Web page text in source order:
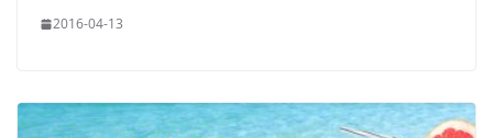
2016-04-13